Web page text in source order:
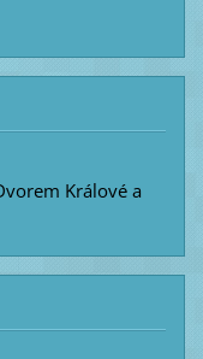
Králové a